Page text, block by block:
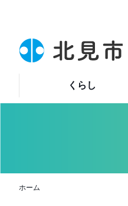
くらし
ホーム